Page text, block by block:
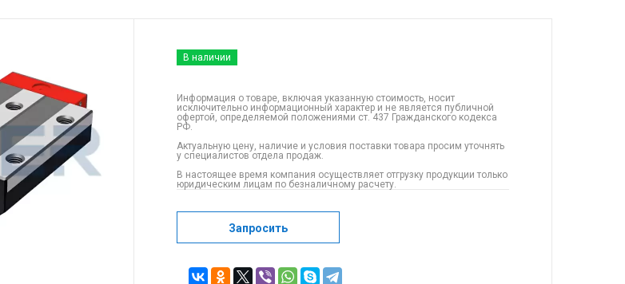
В наличии
Информация о товаре, включая указанную стоимость, носит
исключительно информационный характер и не является публичной
офертой, определяемой положениями ст. 437 Гражданского кодекса
РФ.
Актуальную цену, наличие и условия поставки товара просим уточнять
у специалистов отдела продаж.
В настоящее время компания осуществляет отгрузку продукции только
юридическим лицам по безналичному расчету.
Запросить